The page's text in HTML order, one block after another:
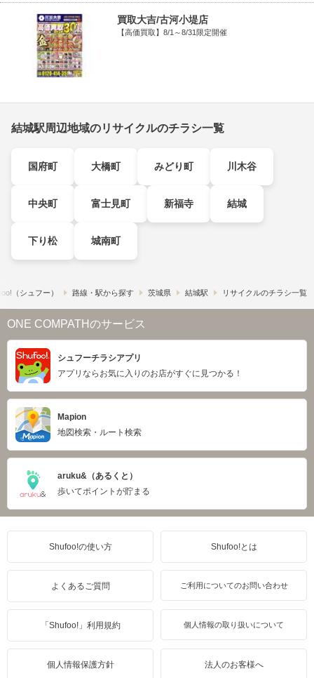
買取大吉/古河小堤店
【高価買取】8/1～8/31限定開催
結城駅周辺地域のリサイクルのチラシ一覧
国府町 大橋町 みどり町 川木谷
中央町 富士見町 新福寺 結城
下り松 城南町
（シュフー） 路線・駅から探す 茨城県 結城駅 リサイクルのチラシ一覧
ONE COMPATHのサービス
シュフーチラシアプリ
アプリならお気に入りのお店がすぐに見つかる！
Mapion
地図検索・ルート検索
aruku&（あるくと）
歩いてポイントが貯まる
Shufoo!の使い方 Shufoo!とは
よくあるご質問 ご利用についてのお問い合わせ
「Shufoo!」利用規約 個人情報の取り扱いについて
個人情報保護方針 法人のお客様へ